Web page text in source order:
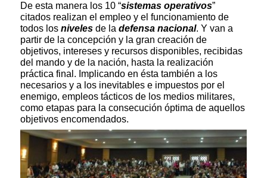
De esta manera los 10 “sistemas operativos”
citados realizan el empleo y el funcionamiento de
todos losniveles de ladefensa nacional. Y van a
partir de la concepción y la gran creación de
objetivos, intereses y recursos disponibles, recibidas
del mando y de la nación, hasta la realización
práctica final. Implicando en ésta también a los
necesarios y a los inevitables e impuestos por el
enemigo, empleos tácticos de los medios militares,
como etapas para la consecución óptima de aquellos
objetivos encomendados.